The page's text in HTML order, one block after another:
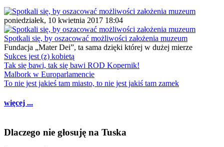
poniedziałek, 10 kwietnia 2017 18:04
Spotkali się, by oszacować możliwości założenia muzeum
Fundacja „Mater Dei”, ta sama dzięki której w dużej mierze
Sukces jest (z) kobietą
Tak się bawi, tak się bawi ROD Kopernik!
Malbork w Europarlamencie
To nie jest jakieś tam miasto, to nie jest jakiś tam zamek
więcej ...
Dlaczego nie głosuję na Tuska